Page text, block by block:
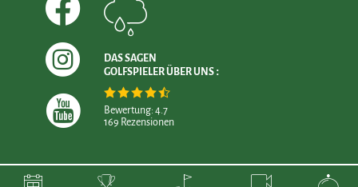
DAS SAGEN
GOLFSPIELER ÜBER UNS
Bewertung: 4.7
169 Rezensionen